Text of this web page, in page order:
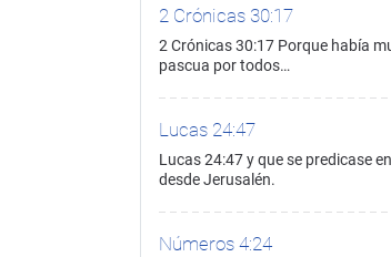
2 Crónicas 30:17
2 Crónicas 30:17 Porque había
pascua por todos…
Lucas 24:47
Lucas 24:47 y que se predicase
desde Jerusalén.
Números 4:24